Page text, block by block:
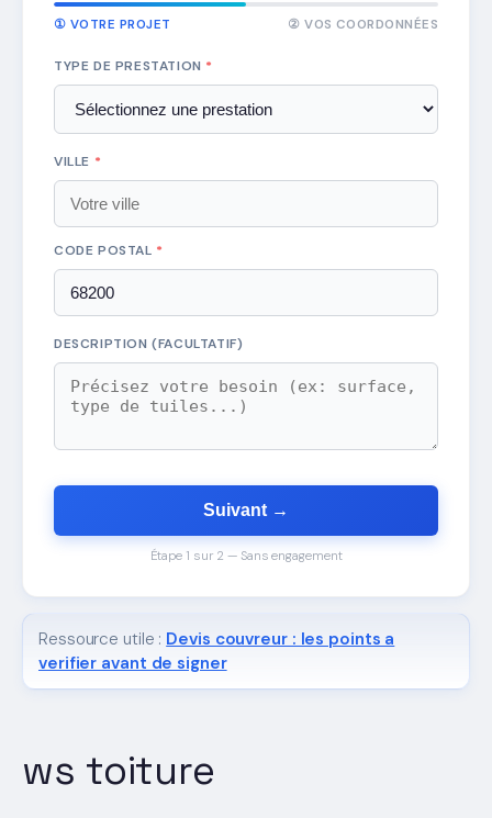
ws toiture
① VOTRE PROJET ② VOS COORDONNÉES
TYPE DE PRESTATION *
VILLE *
CODE POSTAL *
DESCRIPTION (FACULTATIF)
Suivant →
Étape 1 sur 2 — Sans engagement
Ressource utile : Devis couvreur : les points a
verifier avant de signer